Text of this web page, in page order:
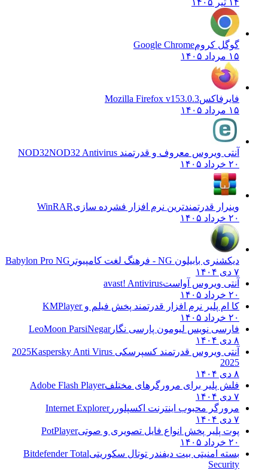
گوگل کروم Google Chrome
فایرفاکسMozilla Firefox v153.0.3
آنتی ویروس معروف و قدرتمند NOD32 NOD32 Antivirus
وینرار قدرتمندترین نرم افزار فشرده سازیWinRAR
دیکشنری بابیلون NG - فرهنگ لغت کامپیوتر
Babylon Pro NG
آنتی ویروس آواستavast! Antivirus
کا ام پلیر نرم افزار قدرتمند پخش فیلم وKMPlayer
فارسی نویس لیومون پارسی نگار LeoMoon ParsiNegar
آنتی ویروس قدرتمند کسپرسکی 2025Kaspersky Anti Virus
فلش پلیر برای مرورگرهای مختلفAdobe Flash Player
مرورگر محبوب اینترنت اکسپلوررInternet Explorer
پوت پلیر پخش انواع فایل تصویری و صوتیPotPlayer
بسته امنیتی بیت دیفندر توتال سکوریتیBitdefender Total
Security